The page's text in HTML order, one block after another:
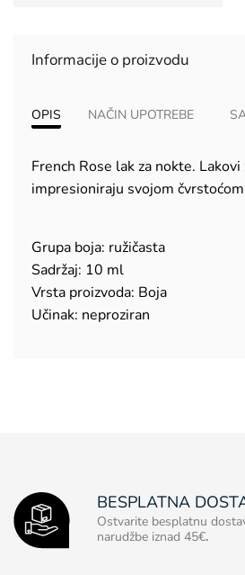
Informacije o proizvodu
OPIS NAČIN UPOTREBE
French Rose lak za nokte. Lakovi
impresioniraju svojom
Grupa boja: ružičasta
Sadržaj: 10 ml
Vrsta proizvoda: Boja
Učinak: neproziran
BESPLATNA
Ostvarite besplatnu
narudžbe iznad 45€.